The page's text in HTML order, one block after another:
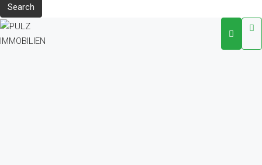
Search